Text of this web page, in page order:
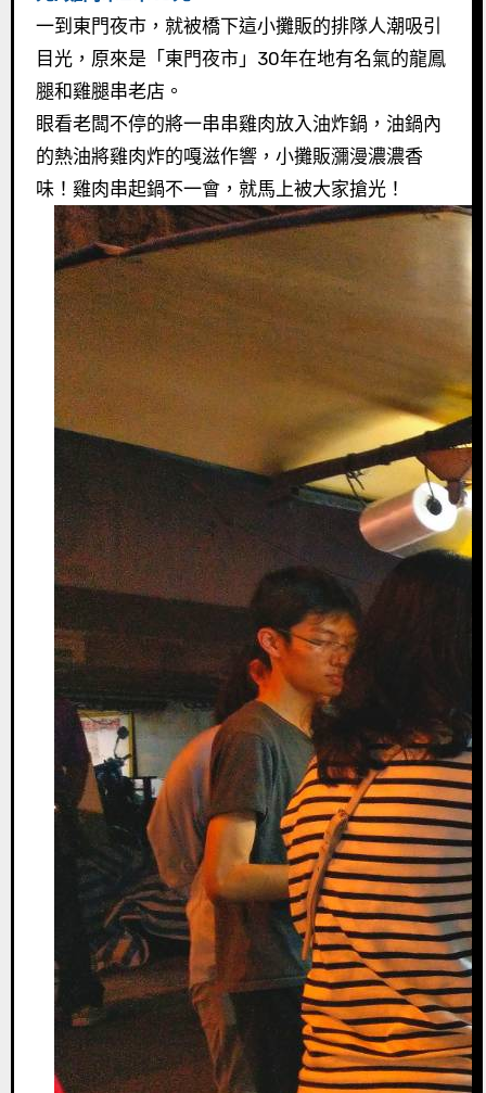
一到東門夜市，就被橋下這小攤販的排隊人潮吸引
目光，原來是「東門夜市」30年在地有名氣的龍鳳
腿和雞腿串老店。
眼看老闆不停的將一串串雞肉放入油炸鍋，油鍋內
的熱油將雞肉炸的嘎滋作響，小攤販瀰漫濃濃香
味！雞肉串起鍋不一會，就馬上被大家搶光！